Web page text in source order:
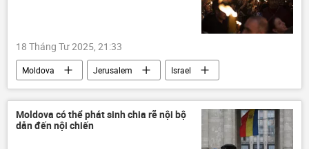
18 Tháng Tư 2025, 21:33
Moldova Jerusalem
Israel
tôn giáo
Phục Sinh
Thế giới
lễ Phục Sinh
thông tin
Moldova có thể phát sinh chia rẽ nội bộ
dẫn đến nội chiến